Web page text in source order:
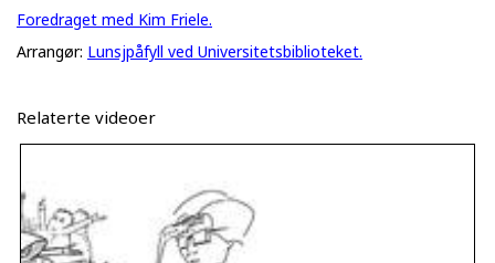
Foredraget med Kim Friele.
Arrangør: Lunsjpåfyll ved Universitetsbiblioteket.
Relaterte videoer